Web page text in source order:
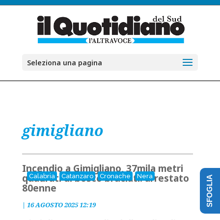
Seleziona una pagina
gimigliano
Calabria Catanzaro Cronache Nera
Incendio a Gimigliano, 37mila metri
quadrati di bosco bruciati: arrestato
80enne
| 16 AGOSTO 2025 12:19 SFOGLIA